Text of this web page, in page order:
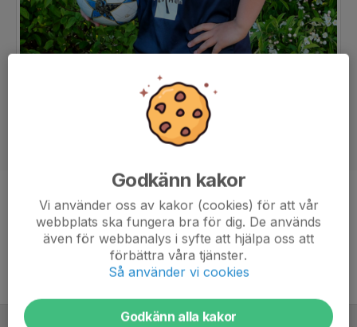
Position
-
Ålder
13 år
Godkänn kakor
Vi använder oss av kakor (cookies) för att vår
webbplats ska fungera bra för dig. De används
även för webbanalys i syfte att hjälpa oss att
förbättra våra tjänster.
Så använder vi cookies
Godkänn alla kakor